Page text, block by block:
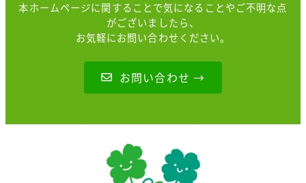
本ホームページに関することで気になることやご不明な点
がございましたら、
お気軽にお問い合わせください。
お問い合わせ →